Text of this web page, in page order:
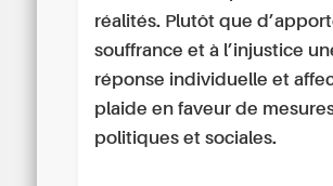
réalités. Plutôt que
souffrance et à l’injustice
réponse individuelle et
plaide en faveur de
politiques et sociales.